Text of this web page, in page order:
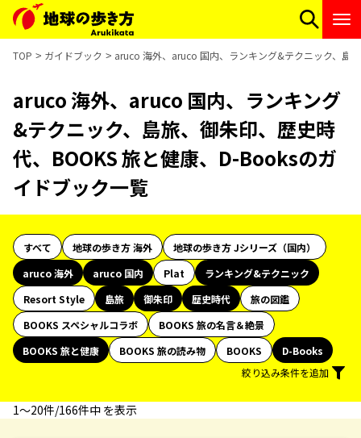
TOP ガイドブック aruco 海外、aruco 国内、ランキング&テクニック、島
aruco 海外、aruco 国内、ランキング
&テクニック、島旅、御朱印、歴史時
代、BOOKS 旅と健康、D-Booksのガ
イドブック一覧
すべて 地球の歩き方 海外
地球の歩き方 Jシリーズ（国内）
aruco 海外
aruco 国内 Plat
ランキング&テクニック
Resort Style
島旅 御朱印 歴史時代
旅の図鑑
BOOKS スペシャルコラボ
BOOKS 旅の名言＆絶景
BOOKS 旅と健康
BOOKS 旅の読み物 BOOKS
D-Books
絞り込み条件を追加
1〜20件/166件中 を表示